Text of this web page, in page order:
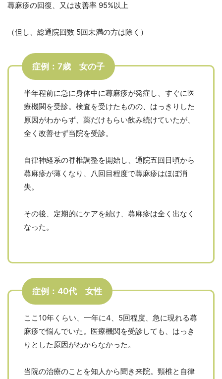
蕁麻疹の回復、又は改善率 95%以上
（但し、総通院回数 5回未満の方は除く）
症例：7歳 女の子
半年程前に急に身体中に蕁麻疹が発症し、すぐに医
療機関を受診。検査を受けたものの、はっきりした
原因がわからず、薬だけもらい飲み続けていたが、
全く改善せず当院を受診。
自律神経系の脊椎調整を開始し、通院五回目頃から
蕁麻疹が薄くなり、八回目程度で蕁麻疹はほぼ消
失。
その後、定期的にケアを続け、蕁麻疹は全く出なく
なった。
症例：40代 女性
ここ10年くらい、一年に4、5回程度、急に現れる蕁
麻疹で悩んでいた。医療機関を受診しても、はっき
りとした原因がわからなかった。
当院の治療のことを知人から聞き来院。頸椎と自律